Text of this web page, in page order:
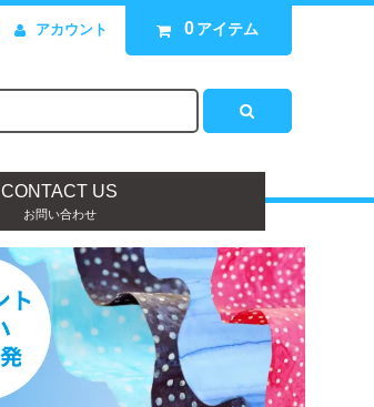
アカウント 0 アイテム
CONTACT US
お問い合わせ